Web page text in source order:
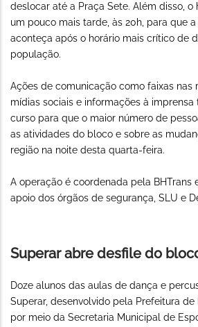
deslocar até a Praça Sete. Além disso, o
um pouco mais tarde, às 20h, para que
aconteça após o horário mais crítico de
população.
Ações de comunicação como faixas nas
mídias sociais e informações à
curso para que o maior número de
as atividades do bloco e sobre as
região na noite desta quarta-feira.
A operação é coordenada pela BHTrans
apoio dos órgãos de segurança, SLU e
Superar abre desfile do
Doze alunos das aulas de dança e
Superar, desenvolvido pela Prefeitura de
por meio da Secretaria Municipal de